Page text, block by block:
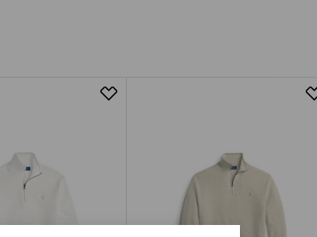
Alk. 6,90 €, kun toimitus on saatavilla valittuun osoitteeseen.